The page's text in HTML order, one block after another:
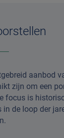
aanbod
zijn om een
focus is
in de loop der